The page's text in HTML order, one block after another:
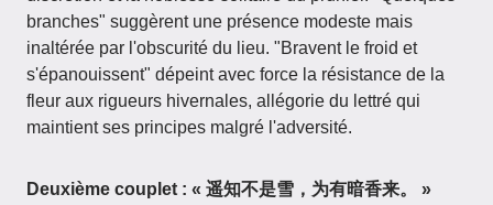
branches" suggèrent une présence modeste mais
inaltérée par l'obscurité du lieu. "Bravent le froid et
s'épanouissent" dépeint avec force la résistance de la
fleur aux rigueurs hivernales, allégorie du lettré qui
maintient ses principes malgré l'adversité.
Deuxième couplet : « 遥知不是雪，为有暗香来。 »